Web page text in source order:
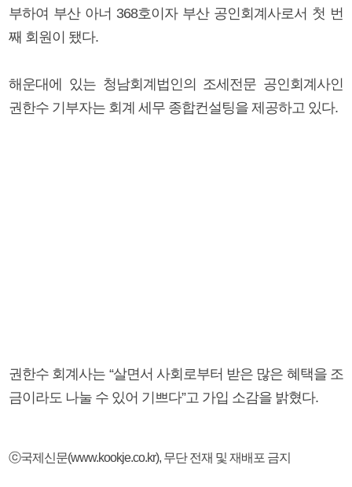
부하여 부산 아너 368호이자 부산 공인회계사로서 첫 번
째 회원이 됐다.
해운대에 있는 청남회계법인의 조세전문 공인회계사인
권한수 기부자는 회계 세무 종합컨설팅을 제공하고 있다.
권한수 회계사는 “살면서 사회로부터 받은 많은 혜택을 조
금이라도 나눌 수 있어 기쁘다”고 가입 소감을 밝혔다.
ⓒ국제신문(www.kookje.co.kr), 무단 전재 및 재배포 금지